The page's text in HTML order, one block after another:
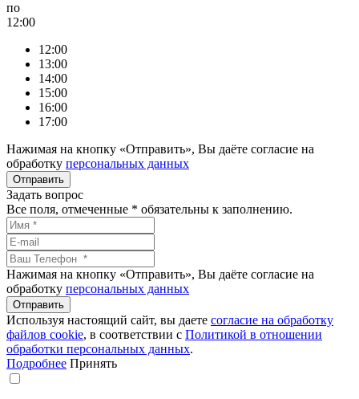
по
12:00
12:00
13:00
14:00
15:00
16:00
17:00
Нажимая на кнопку «Отправить», Вы даёте согласие на
обработку персональных данных
Задать вопрос
Все поля, отмеченные * обязательны к заполнению.
Нажимая на кнопку «Отправить», Вы даёте согласие на
обработку персональных данных
Используя настоящий сайт, вы даете согласие на обработку
файлов сookie, в соответствии с Политикой в отношении
обработки персональных данных.
Подробнее Принять